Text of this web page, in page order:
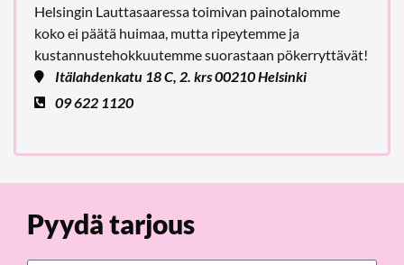
Helsingin Lauttasaaressa toimivan painotalomme
koko ei päätä huimaa, mutta ripeytemme ja
kustannustehokkuutemme suorastaan pökerryttävät!
Itälahdenkatu 18 C, 2. krs 00210 Helsinki
09 622 1120
Pyydä tarjous